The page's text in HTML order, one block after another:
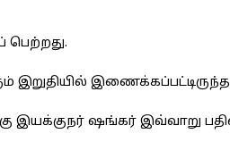
இயக்குநர் ஷங்கர் இவ்வாறு